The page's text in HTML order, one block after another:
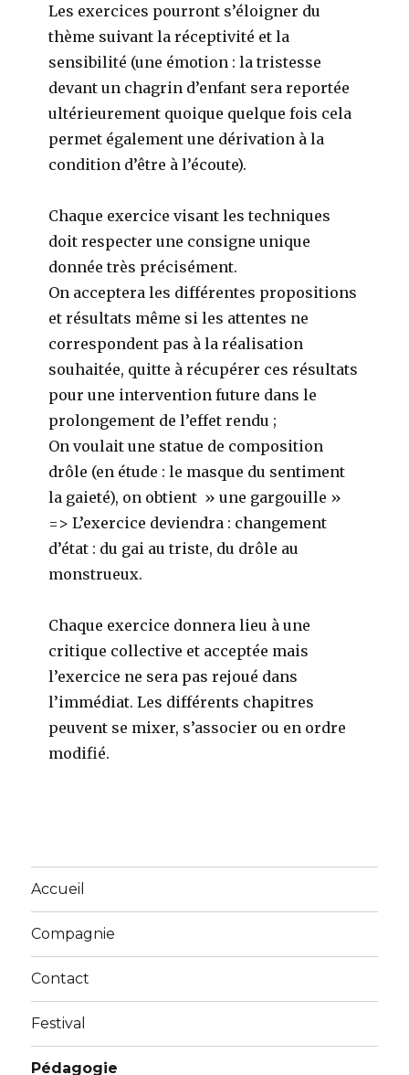
Les exercices pourront s’éloigner du
thème suivant la réceptivité et la
sensibilité (une émotion : la tristesse
devant un chagrin d’enfant sera reportée
ultérieurement quoique quelque fois cela
permet également une dérivation à la
condition d’être à l’écoute).
Chaque exercice visant les techniques
doit respecter une consigne unique
donnée très précisément.
On acceptera les différentes propositions
et résultats même si les attentes ne
correspondent pas à la réalisation
souhaitée, quitte à récupérer ces résultats
pour une intervention future dans le
prolongement de l’effet rendu ;
On voulait une statue de composition
drôle (en étude : le masque du sentiment
la gaieté), on obtient » une gargouille »
=> L’exercice deviendra : changement
d’état : du gai au triste, du drôle au
monstrueux.
Chaque exercice donnera lieu à une
critique collective et acceptée mais
l’exercice ne sera pas rejoué dans
l’immédiat. Les différents chapitres
peuvent se mixer, s’associer ou en ordre
modifié.
Accueil
Compagnie
Contact
Festival
Pédagogie